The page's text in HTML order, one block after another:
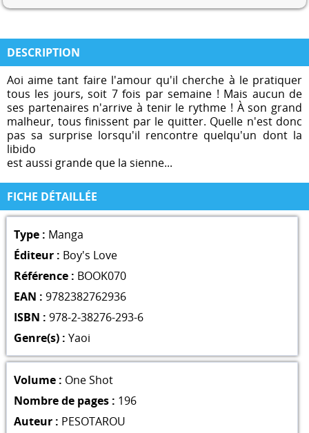
DESCRIPTION
Aoi aime tant faire l'amour qu'il cherche à le pratiquer
tous les jours, soit 7 fois par semaine ! Mais aucun de
ses partenaires n'arrive à tenir le rythme ! À son grand
malheur, tous finissent par le quitter. Quelle n'est donc
pas sa surprise lorsqu'il rencontre quelqu'un dont la
libido
est aussi grande que la sienne...
FICHE DÉTAILLÉE
Type : Manga
Éditeur : Boy's Love
Référence : BOOK070
EAN : 9782382762936
ISBN : 978-2-38276-293-6
Genre(s) : Yaoi
Volume : One Shot
Nombre de pages : 196
Auteur : PESOTAROU